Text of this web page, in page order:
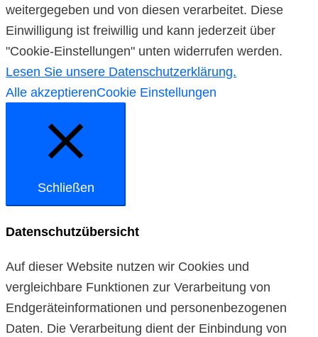
weitergegeben und von diesen verarbeitet. Diese
Einwilligung ist freiwillig und kann jederzeit über
"Cookie-Einstellungen" unten widerrufen werden.
Lesen Sie unsere Datenschutzerklärung.
Alle akzeptierenCookie Einstellungen
Schließen
Datenschutzübersicht
Auf dieser Website nutzen wir Cookies und
vergleichbare Funktionen zur Verarbeitung von
Endgeräteinformationen und personenbezogenen
Daten. Die Verarbeitung dient der Einbindung von